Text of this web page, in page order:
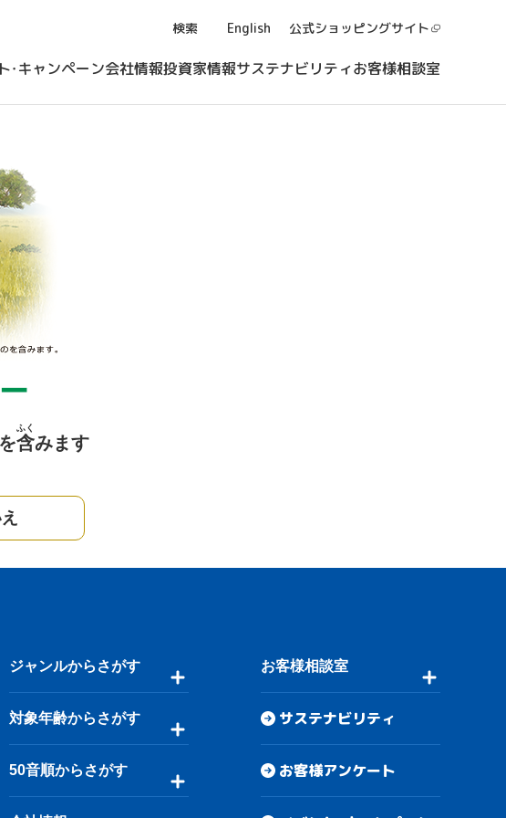
検索 English 公式ショッピングサイト
・キャンペーン会社情報投資家情報サステナビリティお客様相談室
を含
ふく
みます
ジャンルからさがす
対象年齢からさがす
50音順からさがす
お客様相談室
サステナビリティ
お客様アンケート